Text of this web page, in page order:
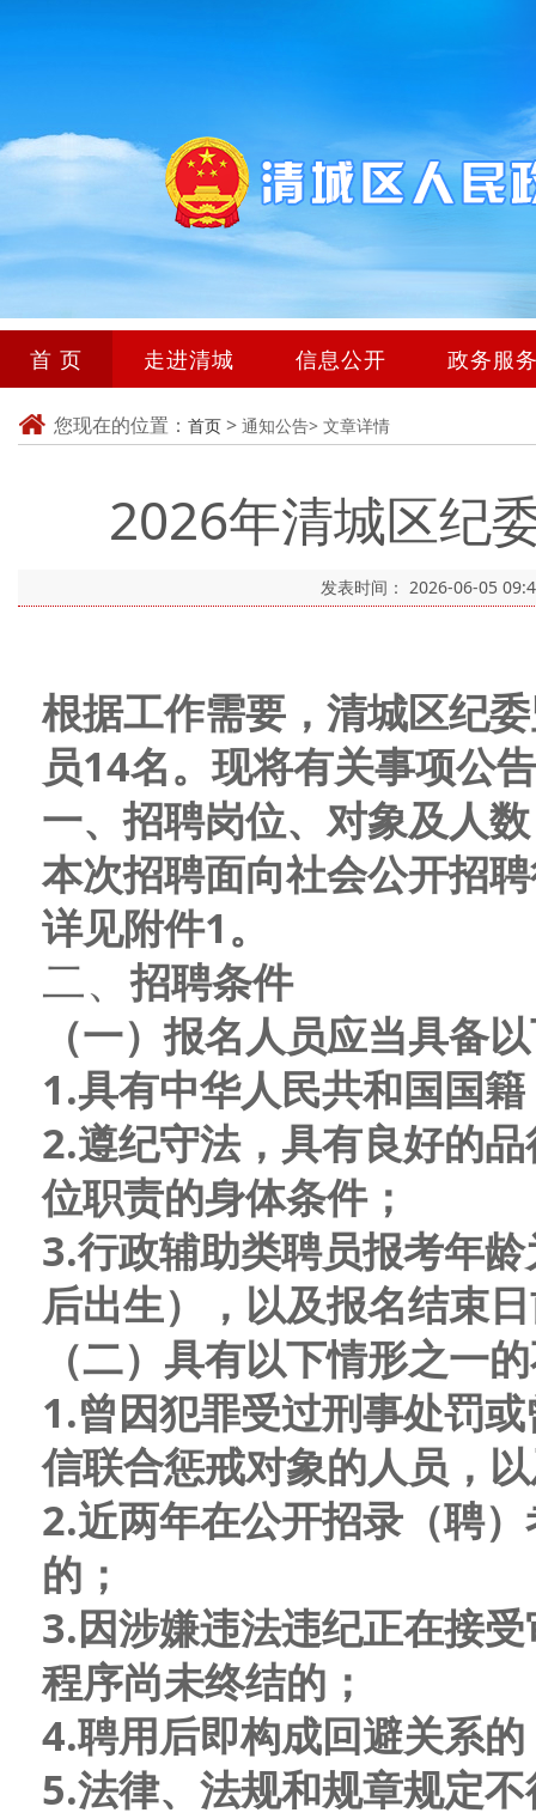
首 页 走进清城 信息公开 政务服
您现在的位置： 首页 > 通知公告> 文章详情
2026年清城区纪
发表时间： 2026-06-05
根据工作需要， 清城区纪
员14名。现将有关事项公
一、招聘岗位、对象及人数
本次招聘面向社会公开招聘
详见附件1。
二、招聘条件
（一）报名人员应当具备
1.具有中华人民共和国国
2.遵纪守法，具有良好的
位职责的身体条件；
3.行政辅助类聘员报考年
后出生）
，以及报名结束
（二）具有以下情形之一
1.曾因犯罪受过刑事处罚
信联合惩戒对象的人员，
2.近两年在公开招录（聘
的 ；
3.因涉嫌违法违纪正在接
程序尚未终结的；
4.聘用后即构成回避关系
5.法律、法规和规章规定